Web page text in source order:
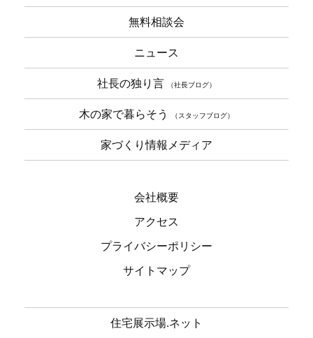
無料相談会
ニュース
社長の独り言 （社長ブログ）
木の家で暮らそう （スタッフブログ）
家づくり情報メディア
会社概要
アクセス
プライバシーポリシー
サイトマップ
住宅展示場.ネット